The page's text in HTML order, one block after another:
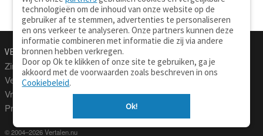
VERTALEN.NU
Zinnen vertalen
Verklarend woordenboek
Vraagbaak
Professionele vertaling
© 2004–2026 Vertalen.nu
Over deze site
Privacy
technologieën om de inhoud van onze website op de
gebruiker af te stemmen, advertenties te personaliseren
en ons verkeer te analyseren. Onze partners kunnen deze
informatie combineren met informatie die zij via andere
bronnen hebben verkregen.
Door op Ok te klikken of onze site te gebruiken, ga je
akkoord met de voorwaarden zoals beschreven in ons
Cookiebeleid.
Ok!